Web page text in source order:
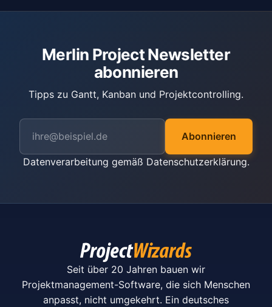
Merlin Project Newsletter
abonnieren
Tipps zu Gantt, Kanban und Projektcontrolling.
Abonnieren
Datenverarbeitung gemäß Datenschutzerklärung.
Seit über 20 Jahren bauen wir
Projektmanagement-Software, die sich Menschen
anpasst, nicht umgekehrt. Ein deutsches